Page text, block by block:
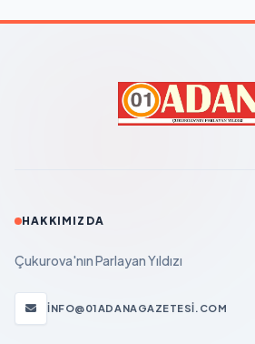
HAKKIMIZDA
Çukurova'nın Parlayan Yıldızı
INFO@01ADANAGAZETESI.COM